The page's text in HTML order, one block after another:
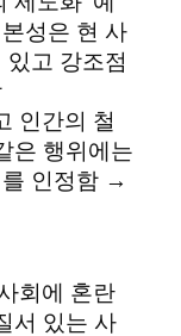
성은 현 사
있고 강조점
인간의 철
은 행위에는
를 인정함 →
회에 혼란
서 있는 사